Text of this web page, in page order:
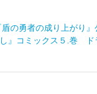
の勇者の成り上がり』
し』コミックス５.巻 ド